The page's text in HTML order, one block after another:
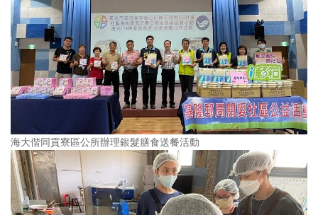
海大偕同貢寮區公所辦理銀髮膳食送餐活動